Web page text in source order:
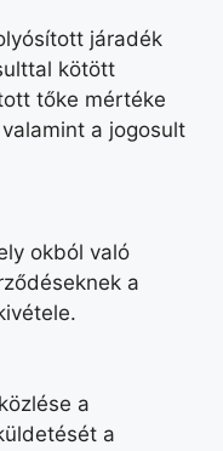
járadék
kötött
tőke mértéke
a jogosult
okból való
a
a
a